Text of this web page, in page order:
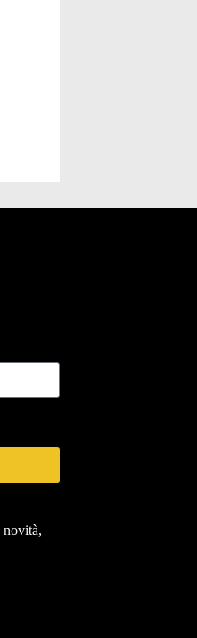
novità,